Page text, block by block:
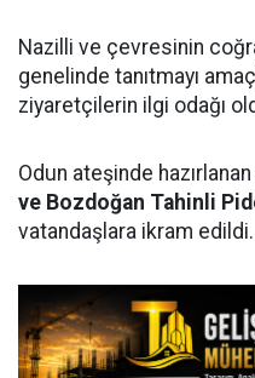
Nazilli ve çevresinin
genelinde tanıtmayı
ziyaretçilerin ilgi odağı
Odun ateşinde
ve Bozdoğan Tahinli
vatandaşlara ikram edildi.